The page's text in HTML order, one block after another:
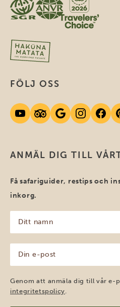
ANMÄL DIG TILL
Få safariguider, restips och
inkorg.
namn
(Obligatoriskt)
post
(Obligatoriskt)
Genom att anmäla dig till vår e-
integritetspolicy.
FÖLJ OSS